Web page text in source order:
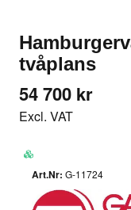
tvåplans
54 700 kr
Excl. VAT
G-11724